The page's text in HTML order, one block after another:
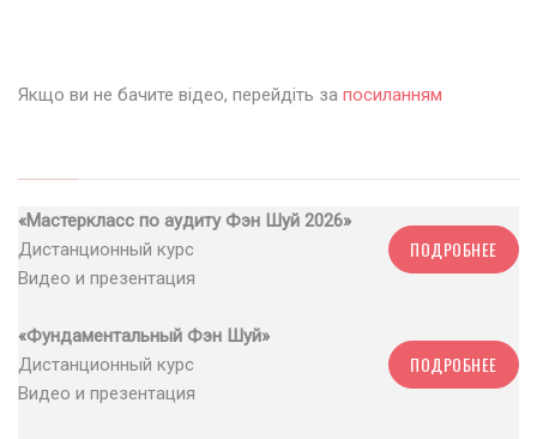
Якщо ви не бачите відео, перейдіть за посиланням
«Мастеркласс по аудиту Фэн Шуй 2026»
Дистанционный курс
Видео и презентация
ПОДРОБНЕЕ
«Фундаментальный Фэн Шуй»
Дистанционный курс
Видео и презентация
ПОДРОБНЕЕ